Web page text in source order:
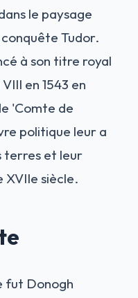
le paysage
Tudor.
à son titre royal
en 1543 en
'Comte de
politique leur a
terres et leur
XVIIe siècle.
fut Donogh